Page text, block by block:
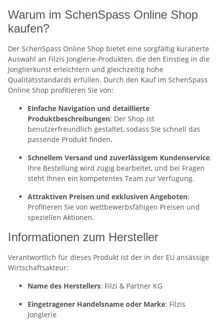
Warum im SchenSpass Online Shop
kaufen?
Der SchenSpass Online Shop bietet eine sorgfältig kuratierte
Auswahl an Filzis Jonglerie-Produkten, die den Einstieg in die
Jonglierkunst erleichtern und gleichzeitig hohe
Qualitätsstandards erfüllen. Durch den Kauf im SchenSpass
Online Shop profitieren Sie von:
Einfache Navigation und detaillierte
Produktbeschreibungen: Der Shop ist
benutzerfreundlich gestaltet, sodass Sie schnell das
passende Produkt finden.
Schnellem Versand und zuverlässigem Kundenservice:
Ihre Bestellung wird zügig bearbeitet, und bei Fragen
steht Ihnen ein kompetentes Team zur Verfügung.
Attraktiven Preisen und exklusiven Angeboten:
Profitieren Sie von wettbewerbsfähigen Preisen und
speziellen Aktionen.
Informationen zum Hersteller
Verantwortlich für dieses Produkt ist der in der EU ansässige
Wirtschaftsakteur:
Name des Herstellers: Filzi & Partner KG
Eingetragener Handelsname oder Marke: Filzis
Jonglerie